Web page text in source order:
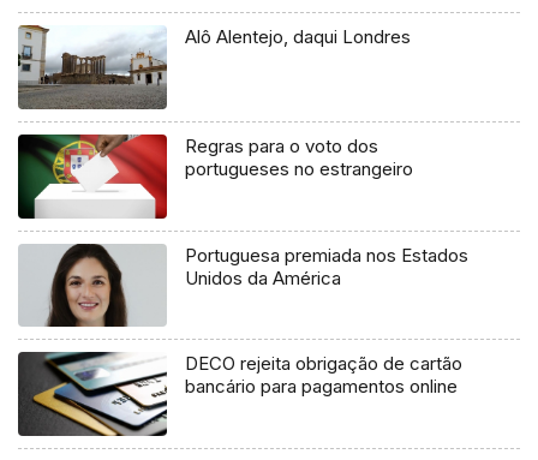
Alô Alentejo, daqui Londres
Regras para o voto dos
portugueses no estrangeiro
Portuguesa premiada nos Estados
Unidos da América
DECO rejeita obrigação de cartão
bancário para pagamentos online